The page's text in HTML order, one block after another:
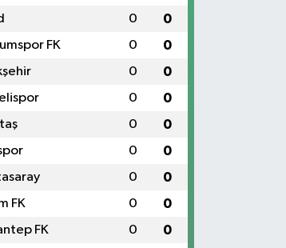
0 0
FK 0 0
0 0
0 0
0 0
0 0
0 0
FK 0 0
FK 0 0